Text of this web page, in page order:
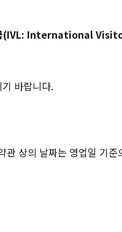
금(IVL: International
바랍니다.
상의 날짜는 영업일 기